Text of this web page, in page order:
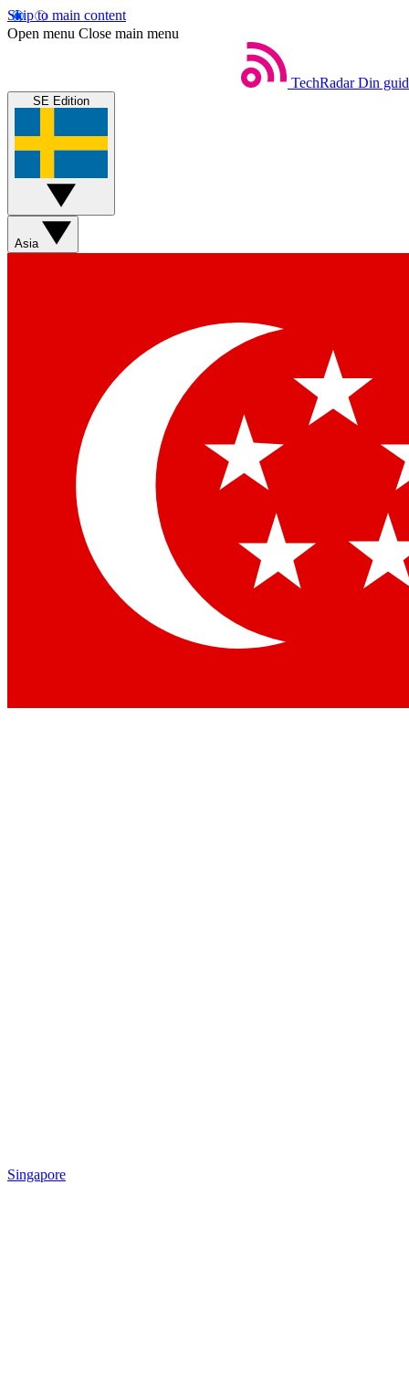
Skip to main content
Open menu Close main menu
TechRadar Din
SE Edition
Asia
Singapore